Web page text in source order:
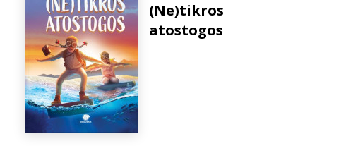
(Ne)tikros
atostogos